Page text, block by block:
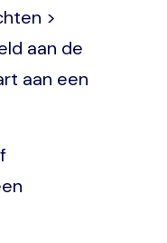
>
aan de
aan een